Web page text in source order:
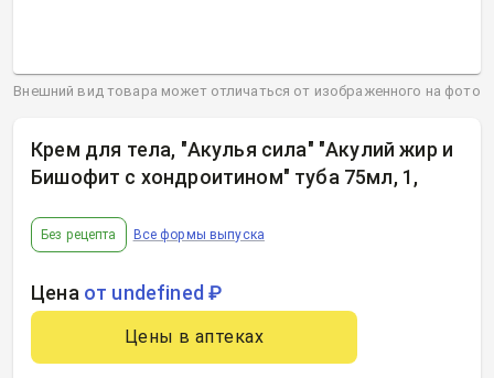
Крем для тела, "Акулья сила" "Акулий жир и
Бишофит с хондроитином" туба 75мл, 1 ,
Без рецепта Все формы выпуска
Цена от undefined ₽
Цены в аптеках
Внешний вид товара может отличаться от изображенного на фото